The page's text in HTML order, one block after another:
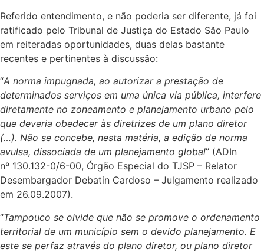
Referido entendimento, e não poderia ser diferente, já foi
ratificado pelo Tribunal de Justiça do Estado São Paulo
em reiteradas oportunidades, duas delas bastante
recentes e pertinentes à discussão:
“A norma impugnada, ao autorizar a prestação de
determinados serviços em uma única via pública, interfere
diretamente no zoneamento e planejamento urbano pelo
que deveria obedecer às diretrizes de um plano diretor
(…). Não se concebe, nesta matéria, a edição de norma
avulsa, dissociada de um planejamento global” (ADIn
nº 130.132-0/6-00, Órgão Especial do TJSP – Relator
Desembargador Debatin Cardoso – Julgamento realizado
em 26.09.2007).
“Tampouco se olvide que não se promove o ordenamento
territorial de um município sem o devido planejamento. E
este se perfaz através do plano diretor, ou plano diretor